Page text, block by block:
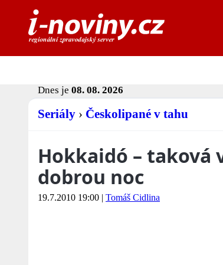
Dnes je 08. 08. 2026
Seriály › Českolipané v tahu
Hokkaidó – taková
dobrou noc
19.7.2010 19:00 | Tomáš Cidlina